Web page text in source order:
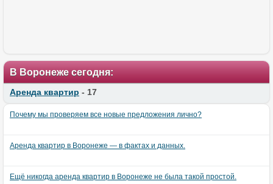
В Воронеже сегодня:
Аренда квартир - 17
Почему мы проверяем все новые предложения лично?
Аренда квартир в Воронеже — в фактах и данных.
Ещё никогда аренда квартир в Воронеже не была такой простой.